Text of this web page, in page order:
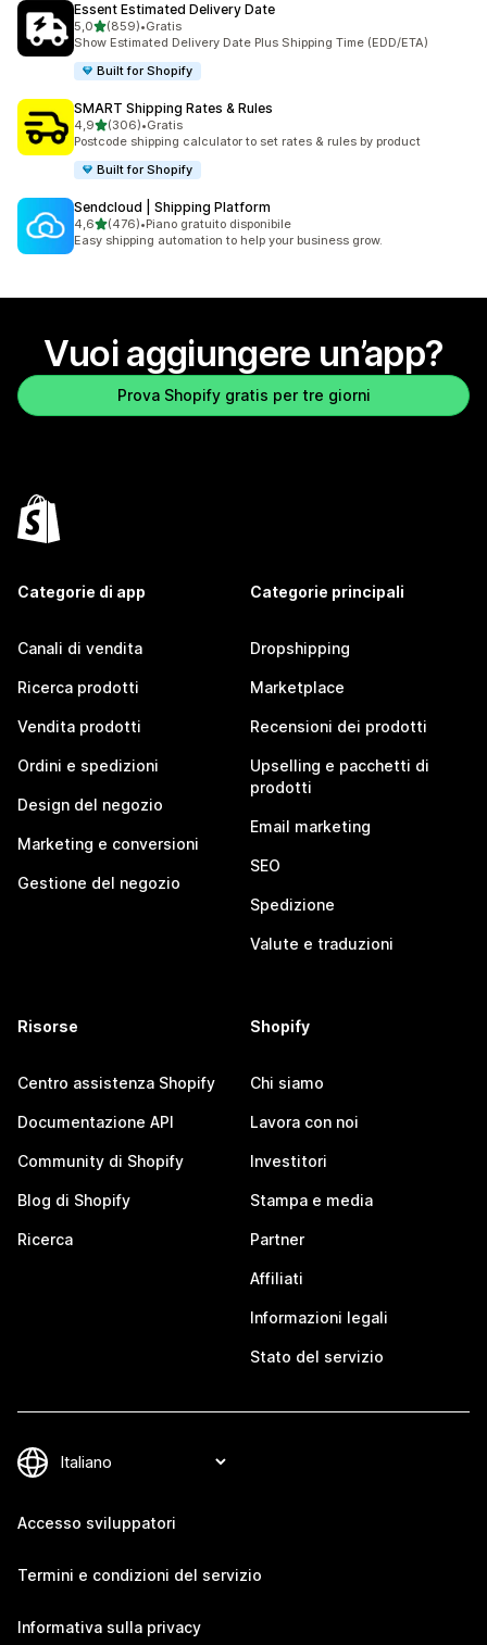
Essent Estimated Delivery Date
5,0stelle su 5
(859)
859 recensioni totali
•Gratis
Show Estimated Delivery Date Plus Shipping Time (EDD/ETA)
Built for Shopify
SMART Shipping Rates & Rules
4,9stelle su 5
(306)
306 recensioni totali
•Gratis
Postcode shipping calculator to set rates & rules by product
Built for Shopify
Sendcloud | Shipping Platform
4,6stelle su 5
(476)
476 recensioni totali
•Piano gratuito disponibile
Easy shipping automation to help your business grow.
Vuoi aggiungere un’app?
Prova Shopify gratis per tre giorni
Categorie di app
Canali di vendita
Ricerca prodotti
Vendita prodotti
Ordini e spedizioni
Design del negozio
Marketing e conversioni
Gestione del negozio
Categorie principali
Dropshipping
Marketplace
Recensioni dei prodotti
Upselling e pacchetti di
prodotti
Email marketing
SEO
Spedizione
Valute e traduzioni
Risorse
Centro assistenza Shopify
Documentazione API
Community di Shopify
Blog di Shopify
Ricerca
Shopify
Chi siamo
Lavora con noi
Investitori
Stampa e media
Partner
Affiliati
Informazioni legali
Stato del servizio
Accesso sviluppatori
Termini e condizioni del servizio
Informativa sulla privacy